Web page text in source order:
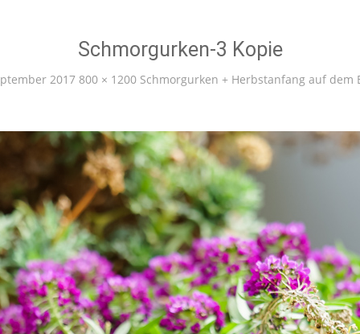
Schmorgurken-3 Kopie
2017 800 × 1200 Schmorgurken + Herbstanfang auf dem